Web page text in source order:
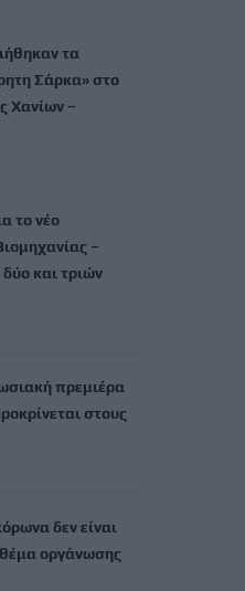
τα
Σάρκα» στο
Χανίων –
το νέο
–
δύο και τριών
πρεμιέρα
στους
δεν είναι
θέμα οργάνωσης